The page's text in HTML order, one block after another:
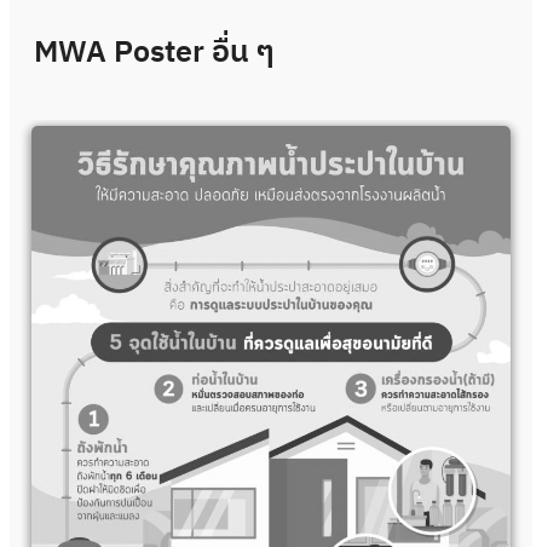
MWA Posterอื่น ๆ